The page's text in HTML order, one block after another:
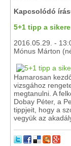
Kapcsolódó
5+1 tipp a
2016.05.29. -
Mónus Márton
Hamarosan
vizsgához
megtanulni. A
Dobay Péter, a
tippjeit, hogy a
vegyük az